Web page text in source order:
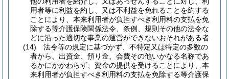
用者等に利益を約し、又は不利益を免れることを約する
ことにより、本来利用者が負担すべき利用料の支払を免
除する等介護保険関係法令、条例、規則その他の法令な
どに沿った適切な事業の運営ができないおそれがある者
(14)
法令等の規定に基づかず、不特定又は特定の多数の
者から、出資金、預り金、会費その他いかなる名称であ
るかにかかわらず、資金の提供を受けることにより、本
来利用者が負担すべき利用料の支払を免除する等介護保